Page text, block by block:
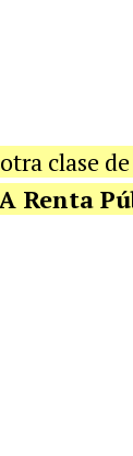
clase
Renta